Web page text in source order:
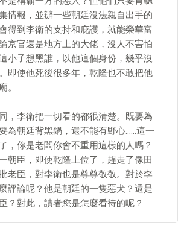
情報，並辦一些朝廷沒法親自出手的
得到李衛的支持和庇護，就能榮華富
京官還是地方上的大佬，沒人不害怕
小子想黑誰，以他這個身份，幾乎沒
即使他死後很多年，乾隆也不敢把他
。
，李衛把一切看的都很清楚。既要為
為朝廷背黑鍋，還不能有野心……這一
，你是老闆你會不重用這樣的人嗎？
朝臣，即使乾隆上位了，趕走了像田
老臣，對李衛也是尊尊敬敬。對於李
評論呢？他是朝廷的一隻惡犬？還是
？對此，讀者您是怎麼看待的呢？